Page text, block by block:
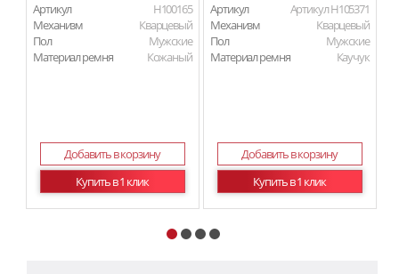
Артикул
H100165
Механизм
Кварцевый
Пол
Мужские
Материал ремня
Кожаный
Добавить в корзину
Купить в 1 клик
Артикул
Артикул H105371
Механизм
Кварцевый
Пол
Мужские
Материал ремня
Каучук
Добавить в корзину
Купить в 1 клик